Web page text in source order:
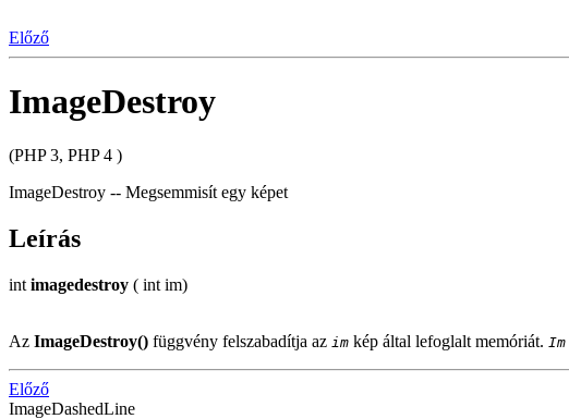
Előző
ImageDestroy
(PHP 3, PHP 4 )
ImageDestroy -- Megsemmisít egy képet
Leírás
int imagedestroy ( int im)
Az ImageDestroy() függvény felszabadítja az im kép által lefoglalt memóriát. Im
Előző
ImageDashedLine